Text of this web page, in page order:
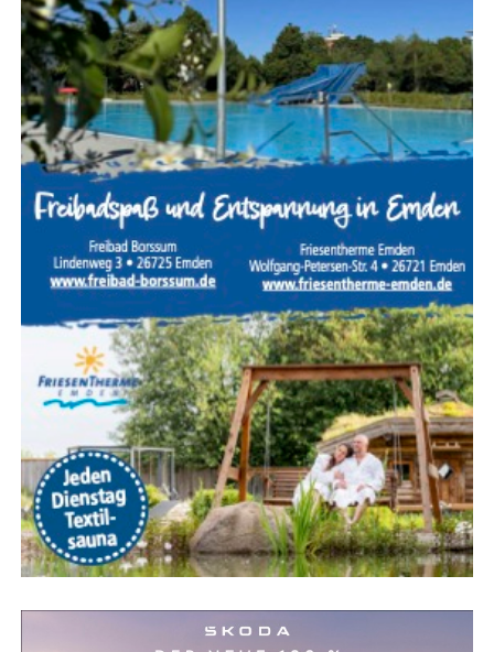
Baby­phon, Wasserkocher)?
Kuli­na­rik:Ste­hen meh­re­re À‑la-car­te-Restau­rants
zur Ver­fü­gung, um kuli­na­ri­sche Abwechs­lung zum
Buf­fet zu bieten?
Wäh­rend All-Inclu­si­ve extrem prak­tisch ist, schwankt die
Qua­li­tät der Buf­fets von Haus zu Haus. Wer mit Säug­lin­
gen oder Klein­kin­dern reist, soll­te zudem gezielt nach
ruhig gele­ge­nen Zim­mern mit zusätz­li­chen Rück­zugs­
mög­lich­kei­ten fragen.
Sicher­heit, Ser­vice und exzel­len­tes
Preis-Leistungs-Verhältnis
Die Tür­kei punk­tet im inter­na­tio­na­len Ver­gleich unver­än­
dert mit einem her­aus­ra­gen­den Preis-Leis­tungs-Ver­hält­
nis. Selbst hoch­klas­si­ge 5‑S­ter­ne-Resorts mit umfang­rei­
chem Ser­vice­an­ge­bot sind oft deut­lich güns­ti­ger als ver­
gleich­ba­re Anla­gen in ande­ren Mit­tel­meer­re­gio­nen.
Attrak­ti­ve Früh­bu­cher-Rabat­te und spe­zi­ell kal­ku­lier­te